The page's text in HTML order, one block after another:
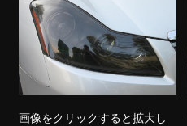
画像をクリックすると拡大し